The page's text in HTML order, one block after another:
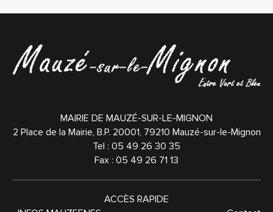
MAIRIE DE MAUZÉ-SUR-LE-MIGNON
2 Place de la Mairie, B.P. 20001, 79210 Mauzé-sur-le-Mignon
Tel : 05 49 26 30 35
Fax : 05 49 26 71 13
ACCÈS RAPIDE